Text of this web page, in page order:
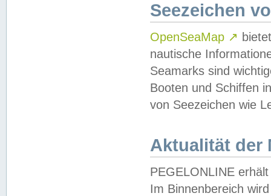
Seezeichen
OpenSeaMap ↗
nautische
Seamarks sind
Booten und Schiffen
von Seezeichen wie
Aktualität der
PEGELONLINE
Im Binnenbereich